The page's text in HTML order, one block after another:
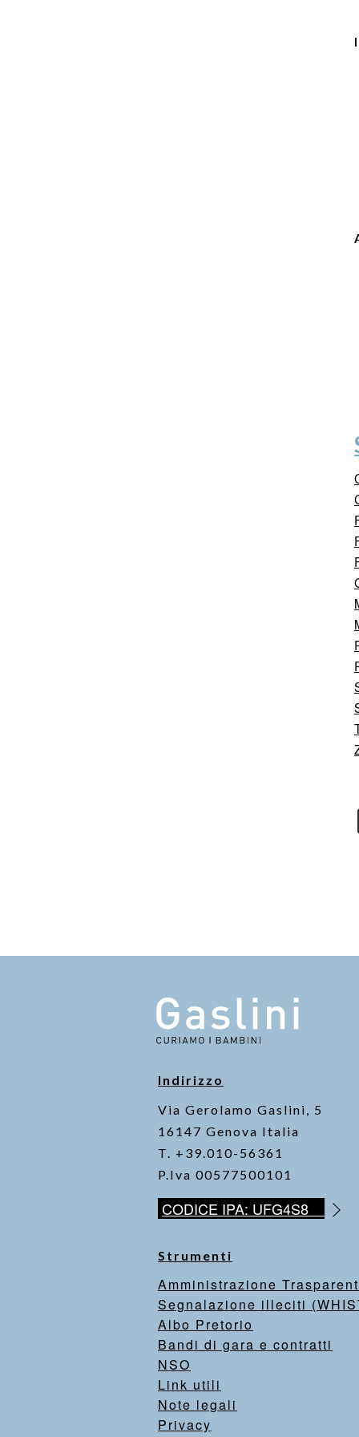
Indirizzo
Via Gerolamo Gaslini, 5
16147 Genova Italia
T. +39.010-56361
P.Iva 00577500101
CODICE IPA: UFG4S8
Strumenti
Amministrazione
Segnalazione illeciti
Albo Pretorio
Bandi di gara e contratti
NSO
Link utili
Note legali
Privacy